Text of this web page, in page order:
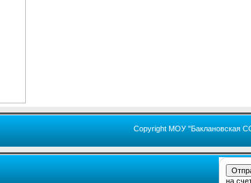
Copyright МОУ "Баклановская
на